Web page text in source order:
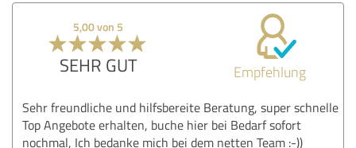
5,00 von 5
SEHR GUT Empfehlung
Sehr freundliche und hilfsbereite Beratung, super schnelle
Top Angebote erhalten, buche hier bei Bedarf sofort
nochmal, Ich bedanke mich bei dem netten Team :-))